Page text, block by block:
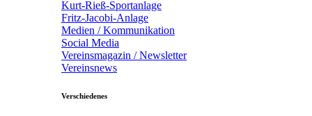
Kurt-Rieß-Sportanlage
Fritz-Jacobi-Anlage
Medien / Kommunikation
Social Media
Vereinsmagazin / Newsletter
Vereinsnews
Verschiedenes